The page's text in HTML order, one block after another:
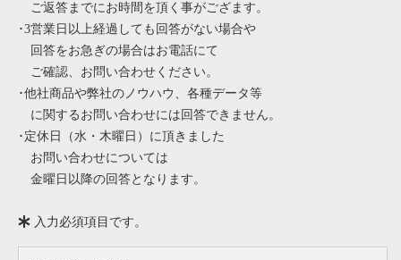
ご返答までにお時間を頂く事がござます。
･3営業日以上経過しても回答がない場合や
回答をお急ぎの場合はお電話にて
ご確認、お問い合わせください。
･他社商品や弊社のノウハウ、各種データ等
に関するお問い合わせには回答できません。
･定休日（水・木曜日）に頂きました
お問い合わせについては
金曜日以降の回答となります。
入力必須項目です。